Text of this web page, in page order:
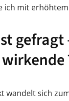
ich mit
wandelt sich